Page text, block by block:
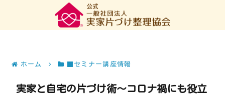
ホーム ■セミナー講座情報
実家と自宅の片づけ術～コロナ禍にも役立